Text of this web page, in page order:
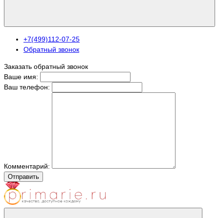
+7(499)112-07-25
Обратный звонок
Заказать обратный звонок
Ваше имя:
Ваш телефон:
Комментарий:
Отправить